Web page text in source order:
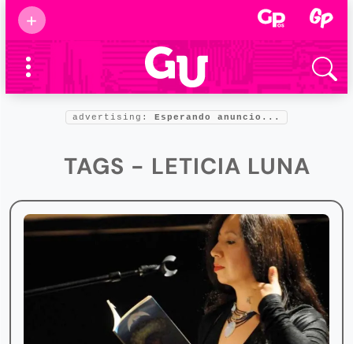
+
Supermamás
2025
Marcas de
confianza
Foro salud
advertising: Esperando anuncio...
TAGS - LETICIA LUNA